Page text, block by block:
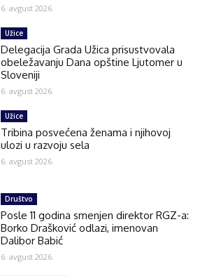
6. avgust 2026.
Užice
Delegacija Grada Užica prisustvovala
obeležavanju Dana opštine Ljutomer u
Sloveniji
6. avgust 2026.
Užice
Tribina posvećena ženama i njihovoj
ulozi u razvoju sela
6. avgust 2026.
Društvo
Posle 11 godina smenjen direktor RGZ-a:
Borko Drašković odlazi, imenovan
Dalibor Babić
6. avgust 2026.